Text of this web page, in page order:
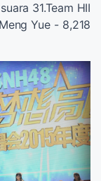
31.Team HII
Yue - 8,218